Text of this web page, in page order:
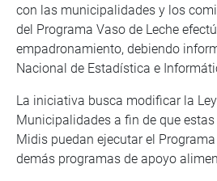
con las municipalidades y los
del Programa Vaso de Leche
empadronamiento, debiendo
Nacional de Estadística e
La iniciativa busca modificar la
Municipalidades a fin de que
Midis puedan ejecutar el
demás programas de apoyo